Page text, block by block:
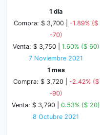
1 día
Compra: $ 3,700 | -1.89% ($
-70)
Venta: $ 3,750 | 1.60% ($ 60)
7 Noviembre 2021
1 mes
Compra: $ 3,720 | -2.42% ($
-90)
Venta: $ 3,790 | 0.53% ($ 20)
8 Octubre 2021